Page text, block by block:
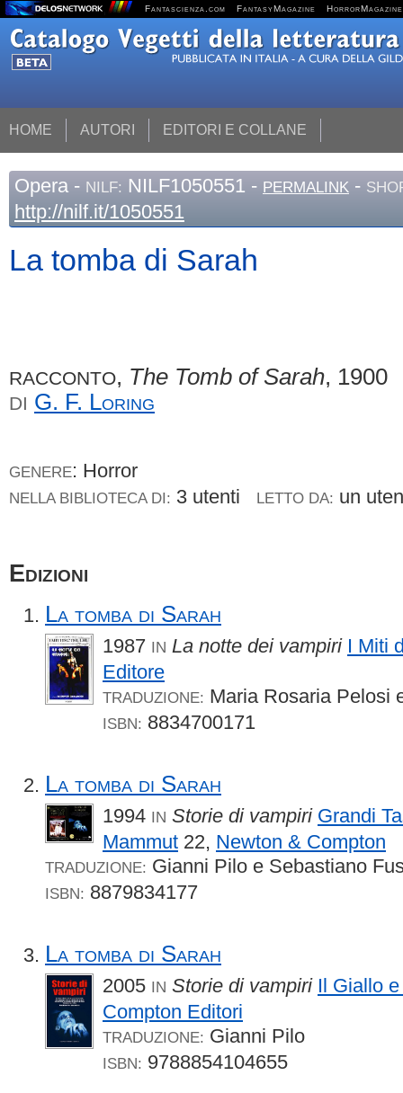
Fantascienza.com FantasyMagazine HorrorMagazine
HOME AUTORI EDITORI E COLLANE
Opera - NILF: NILF1050551 - PERMALINK -
http://nilf.it/1050551
La tomba di Sarah
RACCONTO, The Tomb of Sarah, 1900
DI G. F. Loring
GENERE: Horror
NELLA BIBLIOTECA DI: 3 utenti LETTO DA: un
Edizioni
La tomba di Sarah
1987 IN La notte dei vampiri I Miti
Editore
TRADUZIONE: Maria Rosaria Pelosi
ISBN: 8834700171
La tomba di Sarah
1994 IN Storie di vampiri Grandi
Mammut 22, Newton & Compton
TRADUZIONE: Gianni Pilo e Sebastiano
ISBN: 8879834177
La tomba di Sarah
2005 IN Storie di vampiri Il Giallo
Compton Editori
TRADUZIONE: Gianni Pilo
ISBN: 9788854104655